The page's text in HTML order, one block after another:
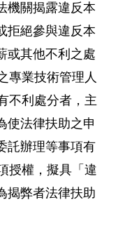
機關揭露違反本
拒絕參與違反本
或其他不利之處
專業技術管理人
不利處分者，主
使法律扶助之申
託辦理等事項有
授權，擬具「違
揭弊者法律扶助